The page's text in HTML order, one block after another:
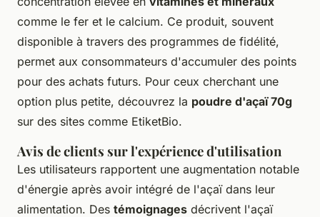
comme le fer et le calcium. Ce produit, souvent
disponible à travers des programmes de fidélité,
permet aux consommateurs d'accumuler des points
pour des achats futurs. Pour ceux cherchant une
option plus petite, découvrez la poudre d'açaï 70g
sur des sites comme EtiketBio.
Avis de clients sur l'expérience d'utilisation
Les utilisateurs rapportent une augmentation notable
d'énergie après avoir intégré de l'açaï dans leur
alimentation. Des témoignages décrivent l'açaï